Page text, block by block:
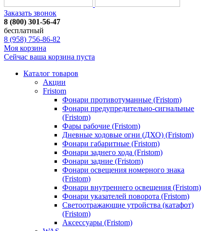
Заказать звонок
8 (800) 301-56-47
бесплатный
8 (958) 756-86-82
Моя корзина
Сейчас ваша корзина пуста
Каталог товаров
Акции
Fristom
Фонари противотуманные (Fristom)
Фонари предупредительно-сигнальные
(Fristom)
Фары рабочие (Fristom)
Дневные ходовые огни (ДХО) (Fristom)
Фонари габаритные (Fristom)
Фонари заднего хода (Fristom)
Фонари задние (Fristom)
Фонари освещения номерного знака
(Fristom)
Фонари внутреннего освещения (Fristom)
Фонари указателей поворота (Fristom)
Светоотражающие утройства (катафот)
(Fristom)
Аксессуары (Fristom)